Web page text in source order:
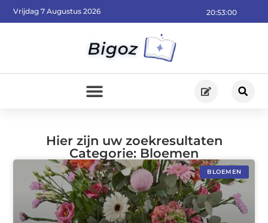
20:53:00
Vrijdag 7 Augustus 2026
Hier zijn uw zoekresultaten
Categorie: Bloemen
BLOEMEN